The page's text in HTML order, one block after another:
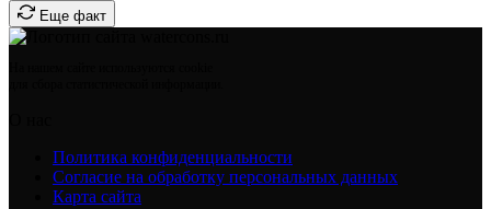
Еще факт
Политика конфиденциальности
Согласие на обработку персональных данных
Карта сайта